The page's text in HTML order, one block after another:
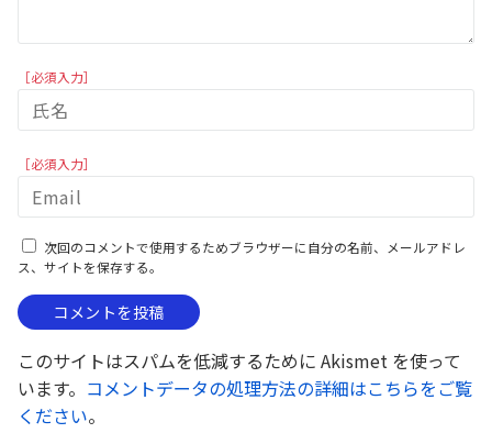
［必須入力］
［必須入力］
次回のコメントで使用するためブラウザーに自分の名前、メールアドレ
ス、サイトを保存する。
このサイトはスパムを低減するために Akismet を使って
います。 コメントデータの処理方法の詳細はこちらをご覧
ください。